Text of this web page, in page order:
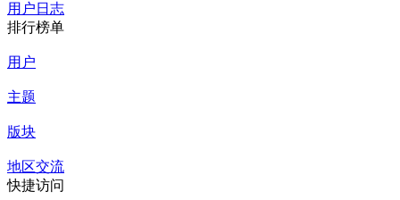
用户日志
排行榜单
用户
主题
版块
地区交流
快捷访问